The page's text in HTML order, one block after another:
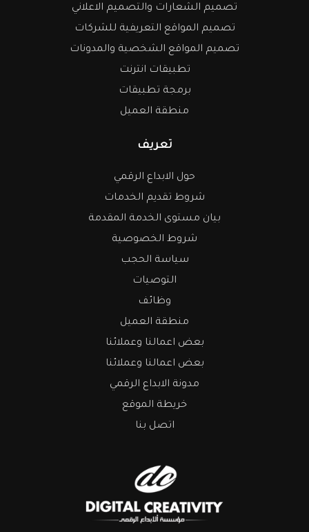
تصميم الشعارات والتصميم الاعلاني
تصميم المواقع التعريفية للشركات
تصميم المواقع الشخصية والمدونات
تطبيقات انترنت
برمجة تطبيقات
منطقة العميل
تعريف
حول الابداع الرقمي
شروط تقديم الخدمات
بيان مستوى الخدمة المقدمة
شروط الخصوصية
سياسة الحجب
التوصيات
وظائف
منطقة العميل
بعض اعمالنا وعملائنا
بعض اعمالنا وعملائنا
مدونة الابداع الرقمي
خريطة الموقع
اتصل بنا